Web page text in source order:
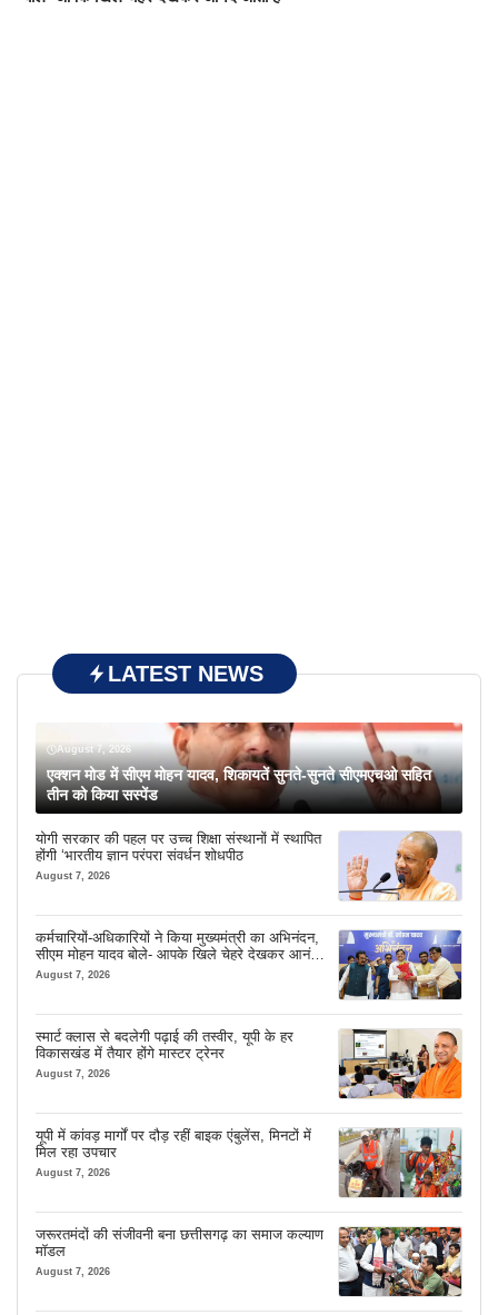
LATEST NEWS
August 7, 2026
एक्शन मोड में सीएम मोहन यादव, शिकायतें सुनते-सुनते सीएमएचओ सहित
तीन को किया सस्पेंड
योगी सरकार की पहल पर उच्च शिक्षा संस्थानों में स्थापित
होंगी ‘भारतीय ज्ञान परंपरा संवर्धन शोधपीठ
August 7, 2026
कर्मचारियों-अधिकारियों ने किया मुख्यमंत्री का अभिनंदन,
सीएम मोहन यादव बोले- आपके खिले चेहरे देखकर आनंद
आता है
August 7, 2026
स्मार्ट क्लास से बदलेगी पढ़ाई की तस्वीर, यूपी के हर
विकासखंड में तैयार होंगे मास्टर ट्रेनर
August 7, 2026
यूपी में कांवड़ मार्गों पर दौड़ रहीं बाइक एंबुलेंस, मिनटों में
मिल रहा उपचार
August 7, 2026
जरूरतमंदों की संजीवनी बना छत्तीसगढ़ का समाज कल्याण
मॉडल
August 7, 2026